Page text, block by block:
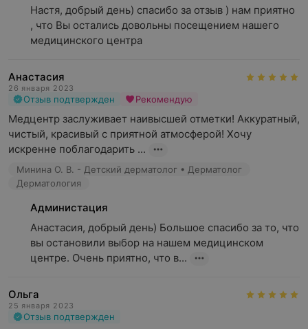
Настя, добрый день) спасибо за отзыв ) нам приятно
, что Вы остались довольны посещением нашего
медицинского центра
Анастасия
26 января 2023
Отзыв подтвержден Рекомендую
Медцентр заслуживает наивысшей отметки! Аккуратный,
чистый, красивый с приятной атмосферой! Хочу
искренне поблагодарить ...
Минина О. В. - Детский дерматолог • Дерматолог
Дерматология
Администация
Анастасия, добрый день) Большое спасибо за то, что
вы остановили выбор на нашем медицинском
центре. Очень приятно, что в...
Ольга
25 января 2023
Отзыв подтвержден